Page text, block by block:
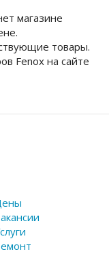
магазине
товары.
Fenox на сайте